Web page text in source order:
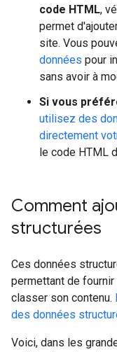
code HTML,
permet
site. Vous
données pour
sans avoir à
Si vous
utilisez des
directement
le code HTML
Comment
structurées
Ces données
permettant de
classer son contenu.
des données
Voici, dans les